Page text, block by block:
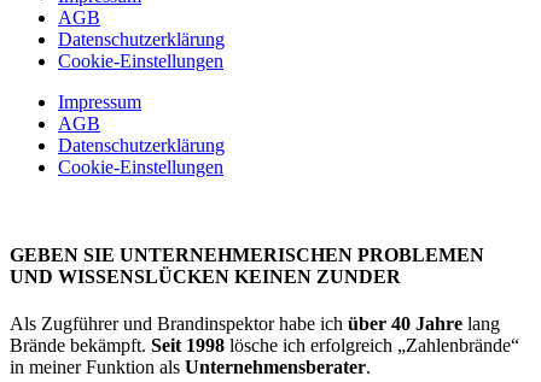
AGB
Datenschutzerklärung
Cookie-Einstellungen
Impressum
AGB
Datenschutzerklärung
Cookie-Einstellungen
GEBEN SIE UNTERNEHMERISCHEN PROBLEMEN
UND WISSENSLÜCKEN KEINEN ZUNDER
Als Zugführer und Brandinspektor habe ich über 40 Jahre lang
Brände bekämpft. Seit 1998 lösche ich erfolgreich „Zahlenbrände“
in meiner Funktion als Unternehmensberater.